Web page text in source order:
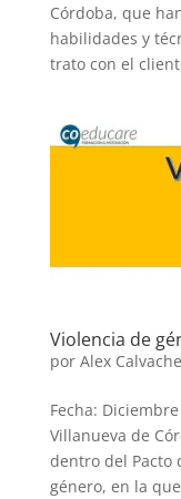
Córdoba, que
habilidades y
trato con el
Violencia de
por Alex Calvache
Fecha:
Villanueva de
dentro del Pacto
género, en la